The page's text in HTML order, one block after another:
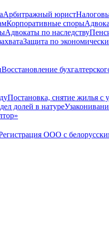
Арбитражный юрист
Корпоративные споры
Адвокаты по наследству
Защита по
Восстановление
Постановка, снятие жилья с
долей в натуре
ООО с